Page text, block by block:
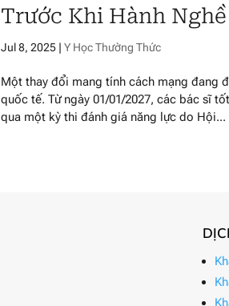
Trước Khi Hành
Jul 8, 2025 |Y Học Thường Thức
Một thay đổi mang tính cách mạng đang
quốc tế. Từ ngày 01/01/2027, các bác sĩ
qua một kỳ thi đánh giá năng lực do Hội...